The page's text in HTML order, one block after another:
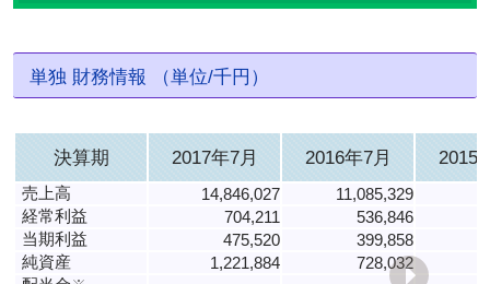
単独 財務情報 （単位/千円）
決算期 2017年7月 2016年7月 2015
売上高 14,846,027 11,085,329
経常利益
704,211
536,846
当期利益
475,520
399,858
純資産
1,221,884
728,032